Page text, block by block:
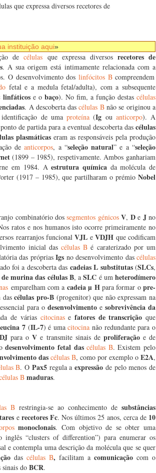
que expressa diversos recetores de
instituição aqui»
decélulas que expressa diversos recetores de
. A sua origem está intimamente relacionada com a
O desenvolvimento doslinfócitos Bcompreendem
fetal e a medula fetal/adulta), com a subsequente
linfáticose o baço). No fim, a função destascélulas
. A descoberta dascélulas Bnão se originou a
de uma proteína (Ig ou anticorpo). A
de partida para a eventual descoberta das células
plasmáticas eram as responsáveis pela produção
deanticorpos, a “seleção natural” e a “seleção
(1899 – 1985), respetivamente. Ambos ganhariam
em 1984. Aestrutura químicada molécula de
(1917 – 1985), que partilharam o prémio Nobel
combinatório dossegmentos génicos V, De Jno
ratos e nos humanos isto ocorre primeiramente no
rearranjos funcionalVJL eVDJH que codificam
inicial dascélulas B é caraterizado por um
das própriasIgs no desenvolvimento dascélulas
foi a descoberta das cadeias L substitutas(SLCs,
murina das células B, aSLC é umheterodímero
emparelham com a cadeia µ Hpara formar opre-
dascélulas pro-B(progenitor) que não expressam na
para o desenvolvimento e sobrevivência da
de várias citocinase fatores de transcrição que
7(IL-7) é umacitocina não redundante para o
para oV e transmite sinais de proliferaçãoe de
desenvolvimento fetal dascélulas B. Existem pelo
das células B, como por exemplo o E2A,
B. O Pax5regula aexpressão de pelo menos de
B maduras.
B restringia-se ao conhecimento de substâncias
e recetores Fc. Nos últimos 25 anos, cerca de 10
monoclonais. Com objetivo de se obter uma
inglês “clusters of differention”) para enumerar os
e contempla uma descrição da molécula que se quer
dascélulas B, facilitam acomunicação com o
sinais do BCR.